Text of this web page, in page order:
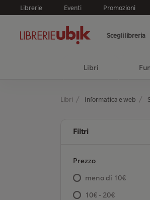
Librerie Eventi Promozioni
Scegli libreria
Libri
Libri Informatica e web
Filtri
Prezzo
meno di 10€
10€ - 20€